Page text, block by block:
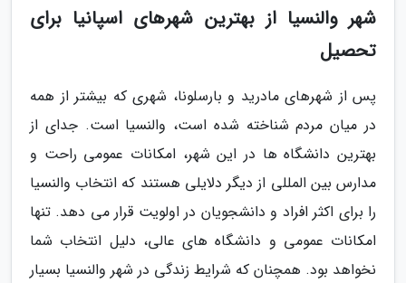
شهر والنسیا از بهترین شهرهای اسپانیا برای
تحصیل
پس از شهرهای مادرید و بارسلونا، شهری که بیشتر از همه
در میان مردم شناخته شده است، والنسیا است. جدای از
بهترین دانشگاه ها در این شهر، امکانات عمومی راحت و
مدارس بین المللی از دیگر دلایلی هستند که انتخاب والنسیا
را برای اکثر افراد و دانشجویان در اولویت قرار می دهد. تنها
امکانات عمومی و دانشگاه های عالی، دلیل انتخاب شما
نخواهد بود. همچنان که شرایط زندگی در شهر والنسیا بسیار